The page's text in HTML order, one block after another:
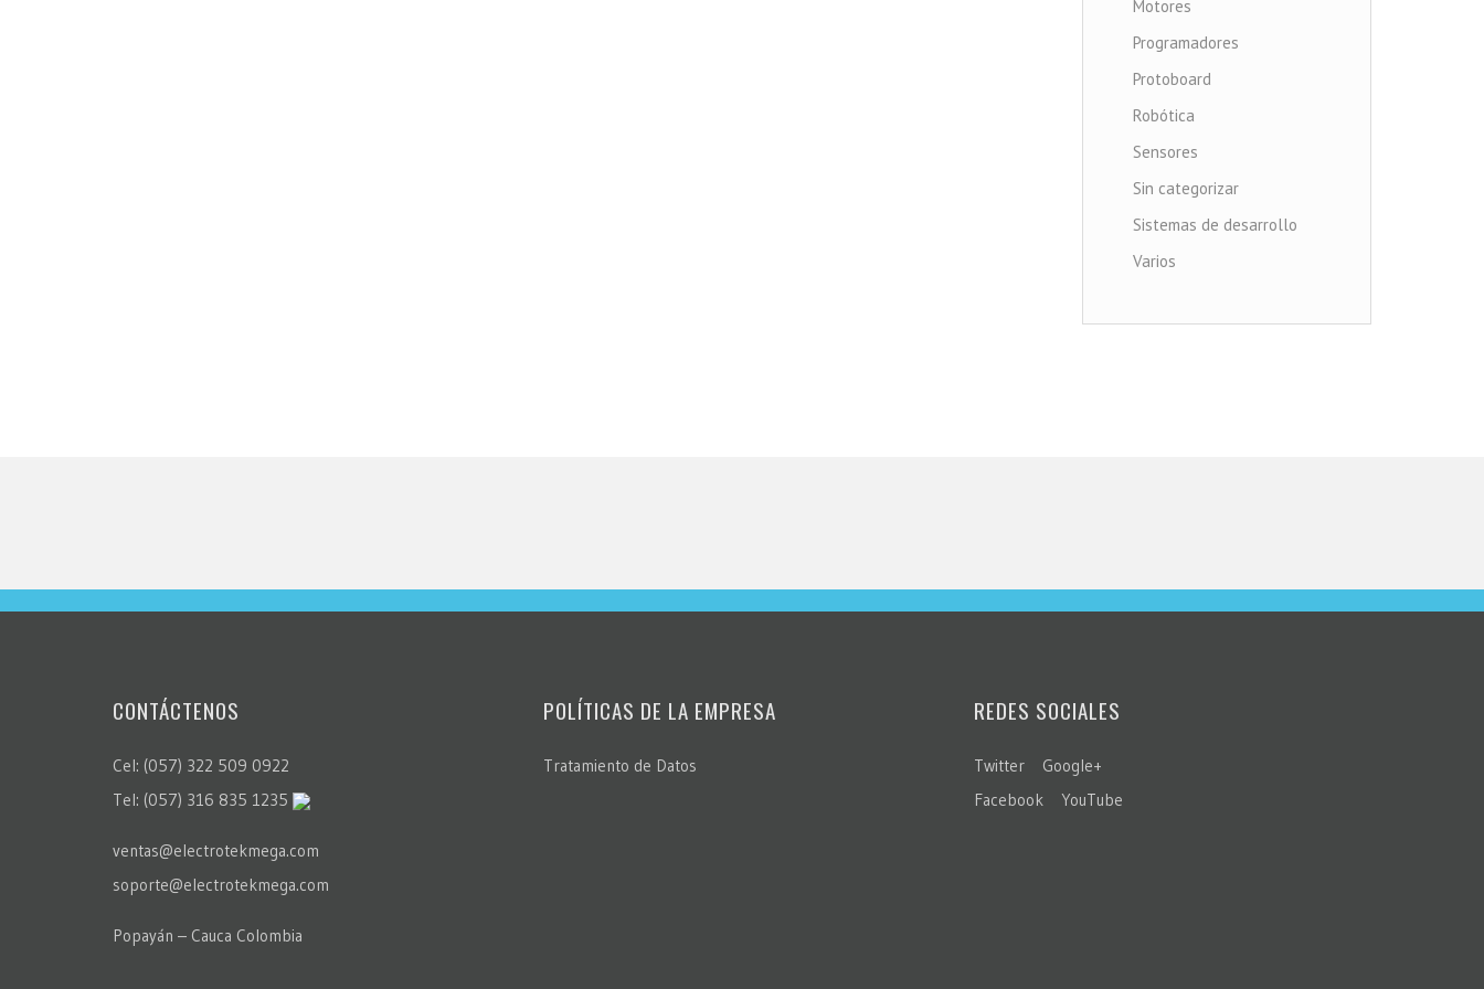
Motores
Programadores
Protoboard
Robótica
Sensores
Sin categorizar
Sistemas de desarrollo
Varios
CONTÁCTENOS
Cel: (057) 322 509 0922
Tel: (057) 316 835 1235
ventas@electrotekmega.com
soporte@electrotekmega.com
Popayán – Cauca Colombia
POLÍTICAS DE LA EMPRESA
Tratamiento de Datos
REDES SOCIALES
Twitter
Google+
Facebook
YouTube